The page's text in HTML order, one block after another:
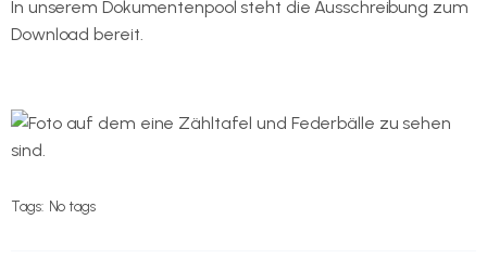
In unserem Dokumentenpool steht die Ausschreibung zum
Download bereit.
Tags: No tags